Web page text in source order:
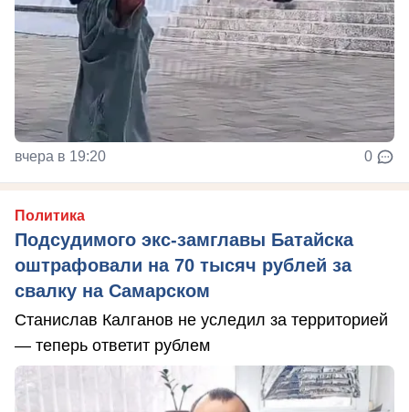
вчера в 19:20 0
Политика
Подсудимого экс-замглавы Батайска
оштрафовали на 70 тысяч рублей за
свалку на Самарском
Станислав Калганов не уследил за территорией
— теперь ответит рублем